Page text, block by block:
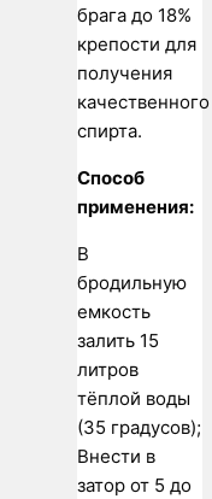
брага до 18%
крепости для
получения
качественного
спирта.
Способ
применения:
В
бродильную
емкость
залить 15
литров
тёплой воды
(35 градусов);
Внести в
затор от 5 до